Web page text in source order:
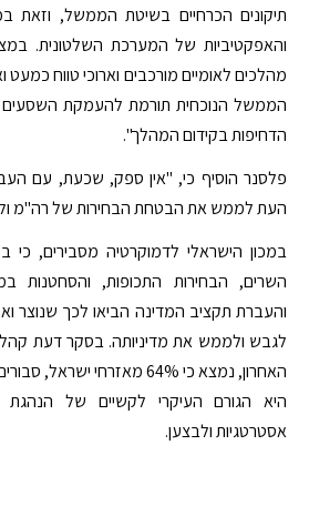
תיקונים הכרחיים בשיטת הממשל, וזאת
והאפקטיביות של המערכת השלטונית.
מהלכים לאומיים מורכבים וארוכי טווח כמעט
הממשל הנוכחית תורמת להעמקת השסעים
הדחיפות בקידום המהלך".
פלסנר הוסיף כי, "אין ספק, שכעת, עם
העת לממש את הבטחת הבחירות של רה"מ
במכון הישראלי לדמוקרטיה מסבירים, כי
השרים, הבחירות התכופות,
והעברת תקציב המדינה הביאו לכך שנוצר
לגבש ולממש את מדיניותה. בסקר דעת קהל
האחרון, נמצא כי 64% מאזרחי
היא הגורם העיקרי לקשיים של
אסטרטגיות ולבצען.